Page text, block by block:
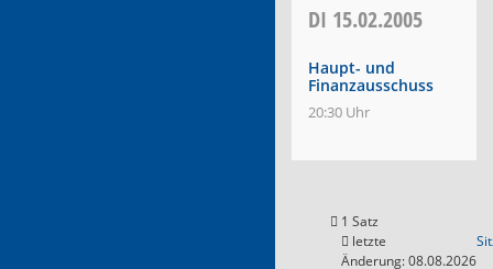
DI 15.02.2005
Haupt- und
Finanzausschuss
20:30 Uhr
1 Satz
letzte
Änderung: 08.08.2026